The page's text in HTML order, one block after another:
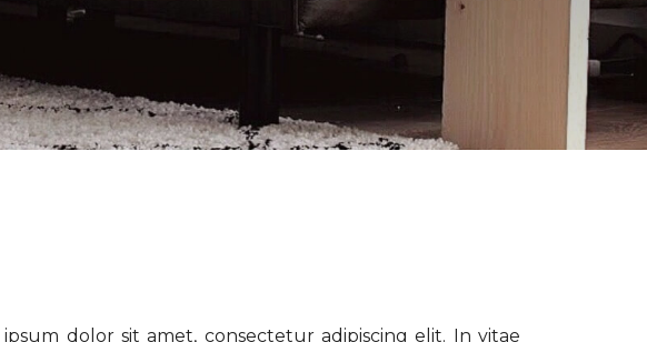
ipsum dolor sit amet, consectetur adipiscing elit. In vitae